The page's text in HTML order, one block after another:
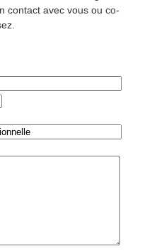
contact avec vous ou co-